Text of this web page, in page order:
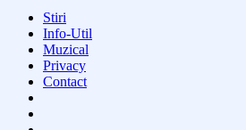
Stiri
Info-Util
Muzical
Privacy
Contact